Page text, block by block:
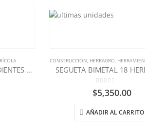
RASTRILLO METALICO 22 DIENTES HERRAGRO
CONSTRUCCION HERRAGRO
SEGUETA BIMETAL 18
$5,350.00
AÑADIR AL CARRITO